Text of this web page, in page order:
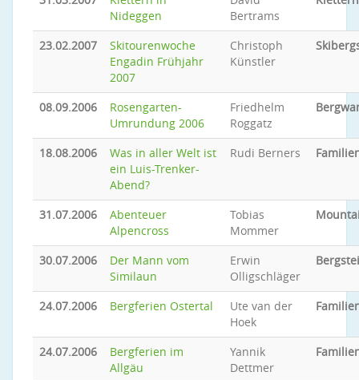
Nideggen
Bertrams
23.02.2007
Skitourenwoche
Engadin Frühjahr
2007
Christoph
Künstler
08.09.2006
Rosengarten-
Umrundung 2006
Friedhelm
Roggatz
18.08.2006
Was in aller Welt ist
ein Luis-Trenker-
Abend?
Rudi Berners
31.07.2006
Abenteuer
Alpencross
Tobias
Mommer
30.07.2006
Der Mann vom
Similaun
Erwin
Olligschläger
24.07.2006 Bergferien Ostertal
Ute van der
Hoek
24.07.2006
Bergferien im
Allgäu
Yannik
Dettmer